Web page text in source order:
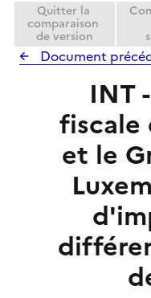
Quitter la
comparaison
de version
Document
INT
fiscale
et le